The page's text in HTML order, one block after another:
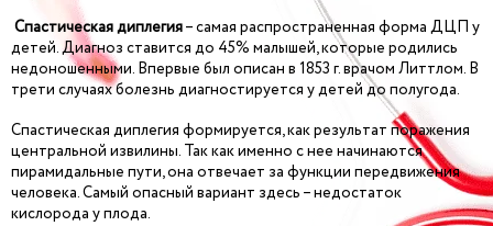
Спастическая диплегия– самая распространенная форма ДЦП у
детей. Диагноз ставится до 45% малышей, которые родились
недоношенными. Впервые был описан в 1853 г. врачом Литтлом. В
трети случаях болезнь диагностируется у детей до полугода.
Спастическая диплегия формируется, как результат поражения
центральной извилины. Так как именно с нее начинаются
пирамидальные пути, она отвечает за функции передвижения
человека. Самый опасный вариант здесь – недостаток
кислорода у плода.